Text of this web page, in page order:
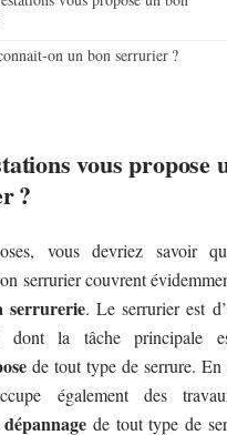
on un bon serrurier ?
vous propose
?
vous devriez savoir
serrurier couvrent
serrurerie. Le serrurier est
dont la tâche principale
de tout type de serrure. En
également des
de tout type de